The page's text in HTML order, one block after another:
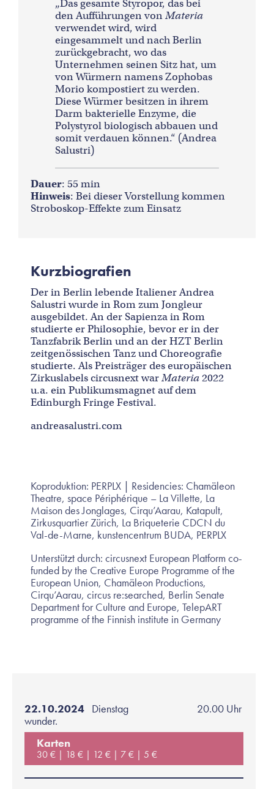
„Das gesamte Styropor, das bei
den Aufführungen vonMateria
verwendet wird, wird
eingesammelt und nach Berlin
zurückgebracht, wo das
Unternehmen seinen Sitz hat, um
von Würmern namens Zophobas
Morio kompostiert zu werden.
Diese Würmer besitzen in ihrem
Darm bakterielle Enzyme, die
Polystyrol biologisch abbauen und
somit verdauen können.“ (Andrea
Salustri)
Dauer: 55 min
Hinweis: Bei dieser Vorstellung kommen
Stroboskop-Effekte zum Einsatz
Kurzbiografien
Der in Berlin lebende Italiener Andrea
Salustri wurde in Rom zum Jongleur
ausgebildet. An der Sapienza in Rom
studierte er Philosophie, bevor er in der
Tanzfabrik Berlin und an der HZT Berlin
zeitgenössischen Tanz und Choreografie
studierte. Als Preisträger des europäischen
Zirkuslabels circusnext warMateria2022
u.a. ein Publikumsmagnet auf dem
Edinburgh Fringe Festival.
andreasalustri.com
Koproduktion: PERPLX | Residencies: Chamäleon
Theatre, space Périphérique – La Villette, La
Maison des Jonglages, Cirqu’Aarau, Katapult,
Zirkusquartier Zürich, La Briqueterie CDCN du
Val-de-Marne, kunstencentrum BUDA, PERPLX
Unterstützt durch: circusnext European Platform co-
funded by the Creative Europe Programme of the
European Union, Chamäleon Productions,
Cirqu’Aarau, circus re:searched, Berlin Senate
Department for Culture and Europe, TelepART
programme of the Finnish institute in Germany
22.10.2024 Dienstag
20.00 Uhr
wunder.
Karten
30 € 18 € 12 € 7 € 5 €